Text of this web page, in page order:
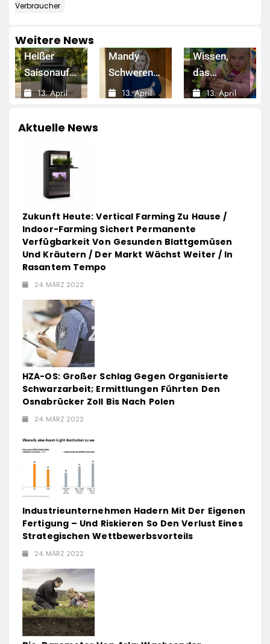
Verbraucher
Weitere News
HANDEL
Heißer
Saisonauftakt
im All-
Design: Der
Rogue
PRO-S 525
in der
exklusiven
Grillfürst-
Edition
13. April
Mandy
Schwerendt
wird CCO
13. April
Wissen,
das
Wurzeln
Deutschlands
Kitas
13. April
Aktuelle News
Zukunft Heute: Vertical Farming Zu Hause /
Indoor-Farming Sichert Permanente
Verfügbarkeit Von Gesunden Blattgemüsen
Und Kräutern / Der Markt Wächst Weiter / In
Rasantem Tempo
24. MÄRZ 2022
HZA-OS: Großer Schlag Gegen Organisierte
Schwarzarbeit; Ermittlungen Führten Den
Osnabrücker Zoll Bis Nach Polen
24. MÄRZ 2022
Industrieunternehmen Hadern Mit Der Eigenen
Fertigung – Und Riskieren So Den Verlust Eines
Strategischen Wettbewerbsvorteils
24. MÄRZ 2022